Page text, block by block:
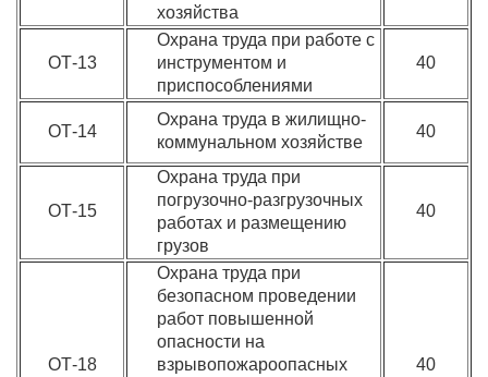
хозяйства
ОТ-13
Охрана труда при работе с
инструментом и
приспособлениями
40
ОТ-14
Охрана труда в жилищно-
коммунальном хозяйстве
40
ОТ-15
Охрана труда при
погрузочно-разгрузочных
работах и размещению
грузов
40
ОТ-18
Охрана труда при
безопасном проведении
работ повышенной
опасности на
взрывопожароопасных
40